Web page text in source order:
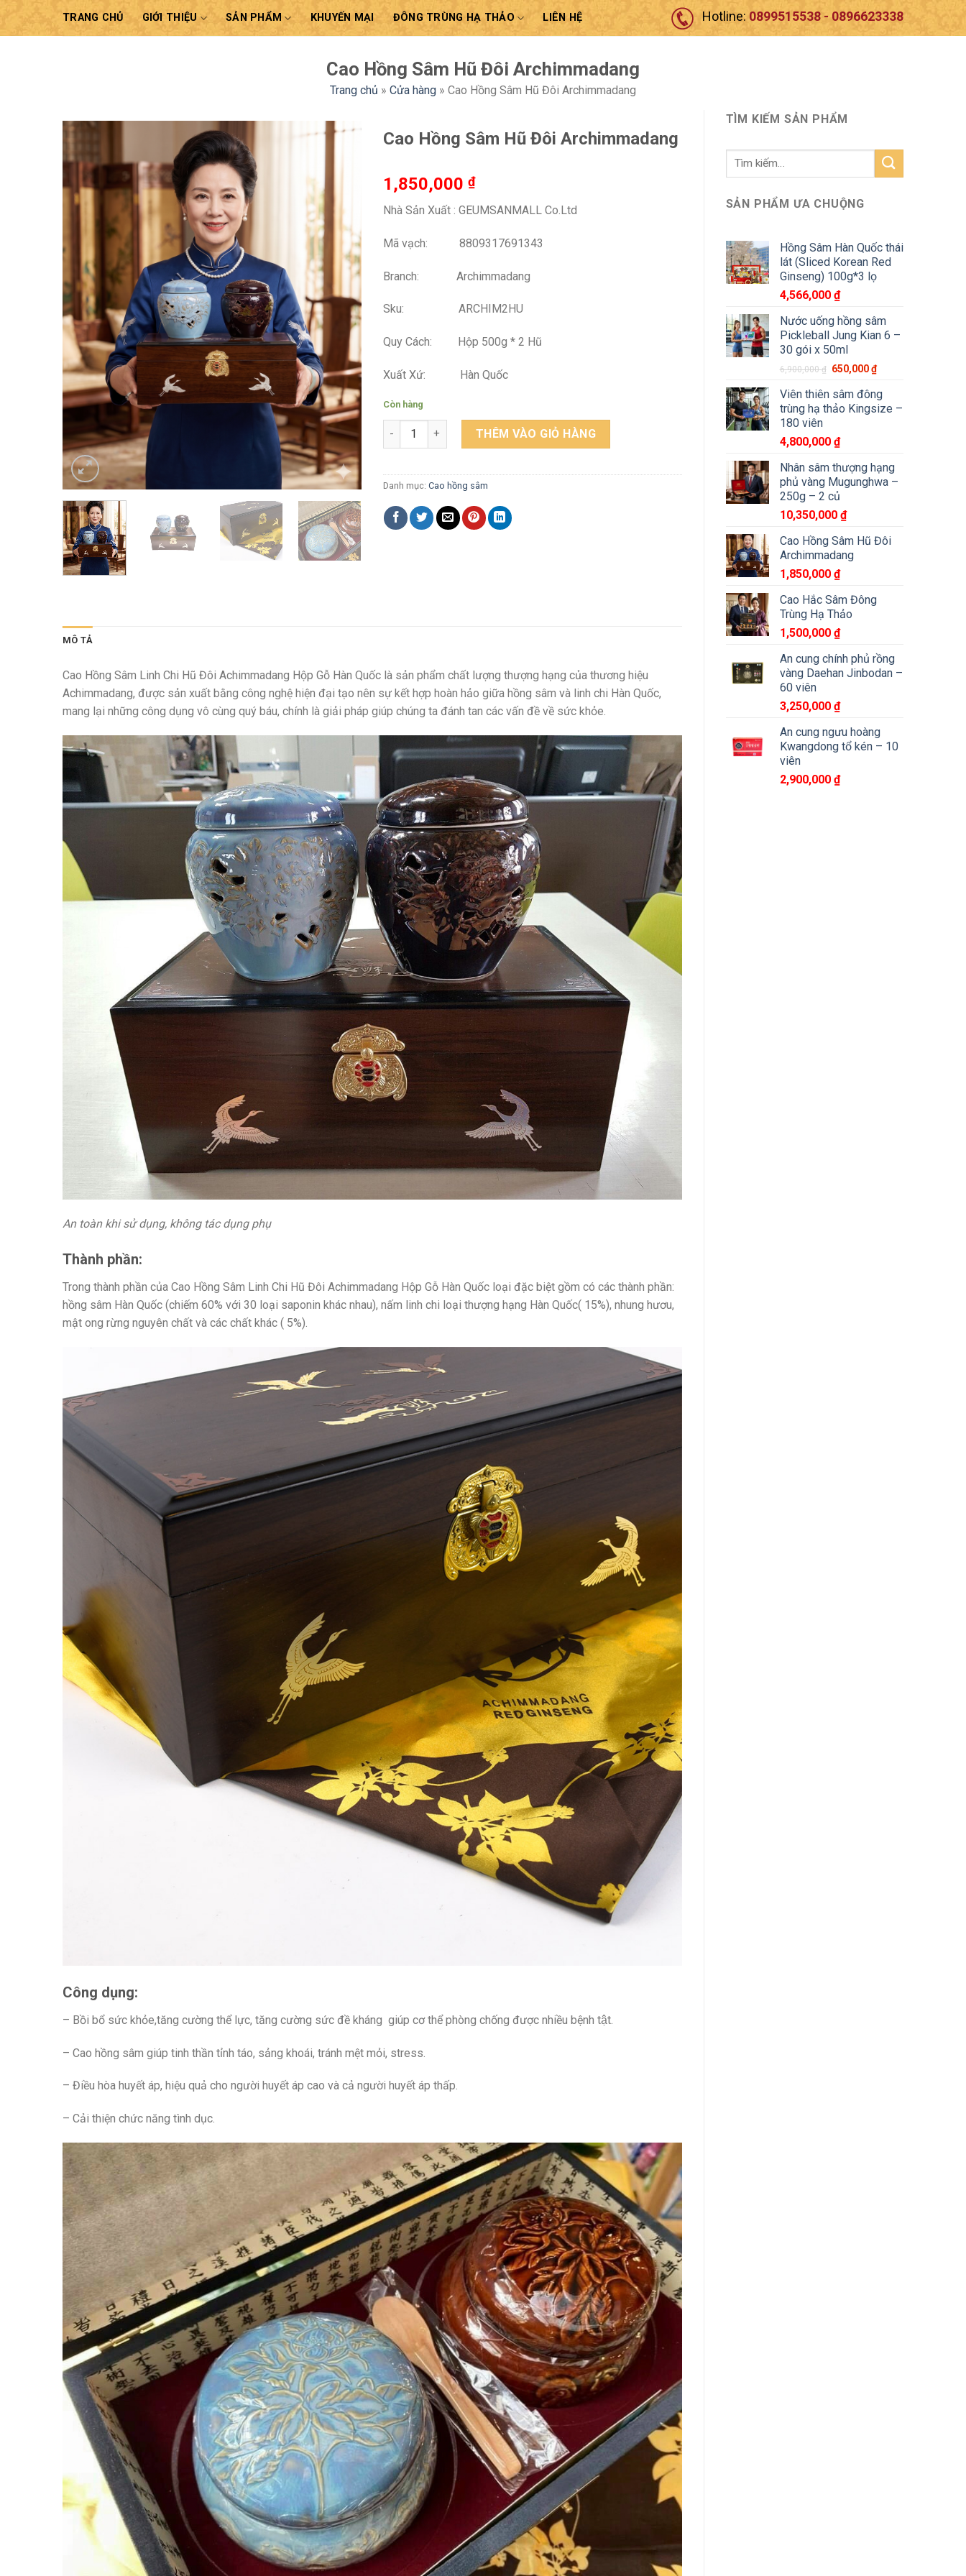
Skip
TRANG CHỦ GIỚI THIỆU SẢN PHẨM KHUYẾN MẠI ĐÔNG TRÙNG HẠ THẢO LIÊN HỆ Hotline: 0899515538 - 0896623338
Cao Hồng Sâm Hũ Đôi Archimmadang
Trang chủ » Cửa hàng » Cao Hồng Sâm Hũ Đôi Archimmadang
TÌM KIẾM SẢN PHẨM
Tìm
SẢN PHẨM ƯA CHUỘNG
Hồng Sâm Hàn Quốc thái
lát (Sliced Korean Red
Ginseng) 100g*3 lọ
4,566,000 ₫
Nước uống hồng sâm
Pickleball Jung Kian 6 –
30 gói x 50ml
6,900,000₫ 650,000₫
Viên thiên sâm đông
trùng hạ thảo Kingsize –
180 viên
4,800,000 ₫
Nhân sâm thượng hạng
phủ vàng Mugunghwa –
250g – 2 củ
10,350,000 ₫
Cao Hồng Sâm Hũ Đôi
Archimmadang
1,850,000 ₫
Cao Hắc Sâm Đông
Trùng Hạ Thảo
1,500,000 ₫
An cung chính phủ rồng
vàng Daehan Jinbodan –
60 viên
3,250,000 ₫
An cung ngưu hoàng
Kwangdong tổ kén – 10
viên
2,900,000 ₫
Cao Hồng Sâm Hũ Đôi Archimmadang
1,850,000 ₫
Nhà Sản Xuất : GEUMSANMALL Co.Ltd
Mã vạch: 8809317691343
Branch: Archimmadang
Sku: ARCHIM2HU
Quy Cách: Hộp 500g * 2 Hũ
Xuất Xứ: Hàn Quốc
Còn hàng
Cao Hồng Sâm Hũ Đôi Archimmadang số lượng
THÊM VÀO GIỎ HÀNG
Danh mục: Cao hồng sâm
MÔ TẢ
Cao Hồng Sâm Linh Chi Hũ Đôi Achimmadang Hộp Gỗ Hàn Quốc là sản phẩm chất lượng thượng hạng của thương hiệu
Achimmadang, được sản xuất bằng công nghệ hiện đại tạo nên sự kết hợp hoàn hảo giữa hồng sâm và linh chi Hàn Quốc,
mang lại những công dụng vô cùng quý báu, chính là giải pháp giúp chúng ta đánh tan các vấn đề về sức khỏe.
An toàn khi sử dụng, không tác dụng phụ
Thành phần:
Trong thành phần của Cao Hồng Sâm Linh Chi Hũ Đôi Achimmadang Hộp Gỗ Hàn Quốc loại đặc biệt gồm có các thành phần:
hồng sâm Hàn Quốc (chiếm 60% với 30 loại saponin khác nhau), nấm linh chi loại thượng hạng Hàn Quốc( 15%), nhung hươu,
mật ong rừng nguyên chất và các chất khác ( 5%).
Công dụng:
– Bồi bổ sức khỏe,tăng cường thể lực, tăng cường sức đề kháng giúp cơ thể phòng chống được nhiều bệnh tật.
– Cao hồng sâm giúp tinh thần tỉnh táo, sảng khoái, tránh mệt mỏi, stress.
– Điều hòa huyết áp, hiệu quả cho người huyết áp cao và cả người huyết áp thấp.
– Cải thiện chức năng tình dục.